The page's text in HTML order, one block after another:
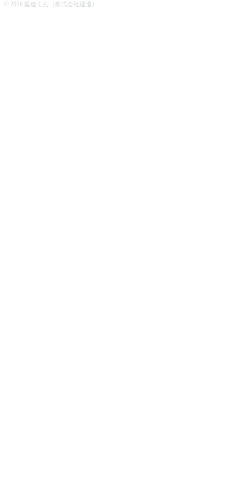
© 2026 建造くん（株式会社建造）